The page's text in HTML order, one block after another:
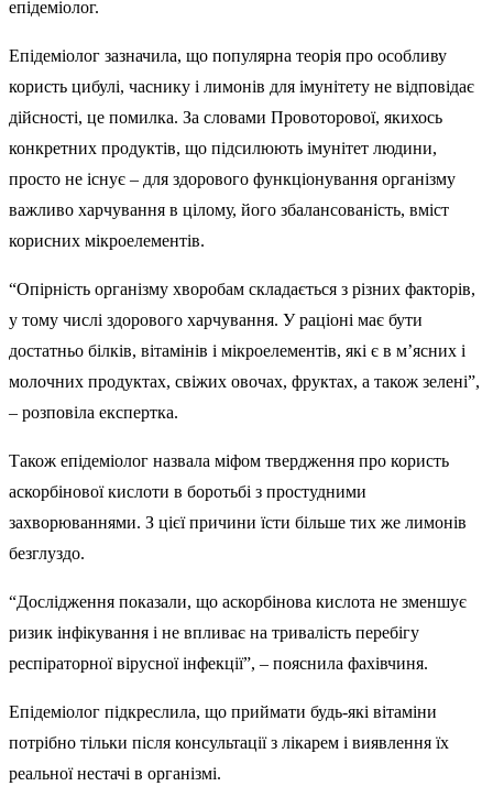
епідеміолог.
Епідеміолог зазначила, що популярна теорія про особливу
користь цибулі, часнику і лимонів для імунітету не відповідає
дійсності, це помилка. За словами Провоторової, якихось
конкретних продуктів, що підсилюють імунітет людини,
просто не існує – для здорового функціонування організму
важливо харчування в цілому, його збалансованість, вміст
корисних мікроелементів.
“Опірність організму хворобам складається з різних факторів,
у тому числі здорового харчування. У раціоні має бути
достатньо білків, вітамінів і мікроелементів, які є в м’ясних і
молочних продуктах, свіжих овочах, фруктах, а також зелені”,
– розповіла експертка.
Також епідеміолог назвала міфом твердження про користь
аскорбінової кислоти в боротьбі з простудними
захворюваннями. З цієї причини їсти більше тих же лимонів
безглуздо.
“Дослідження показали, що аскорбінова кислота не зменшує
ризик інфікування і не впливає на тривалість перебігу
респіраторної вірусної інфекції”, – пояснила фахівчиня.
Епідеміолог підкреслила, що приймати будь-які вітаміни
потрібно тільки після консультації з лікарем і виявлення їх
реальної нестачі в організмі.